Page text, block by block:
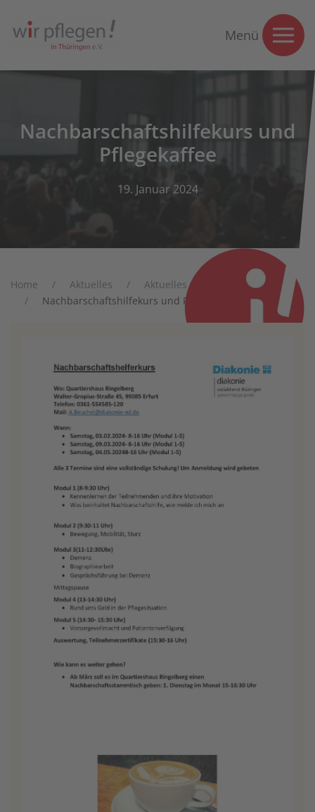
Menü
Nachbarschaftshilfekurs und
Pflegekaffee
19. Januar 2024
Home Aktuelles Aktuelles
Nachrichten
Nachbarschaftshilfekurs und Pflegekaffee